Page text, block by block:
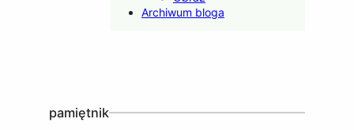
Archiwum bloga
pamiętnik